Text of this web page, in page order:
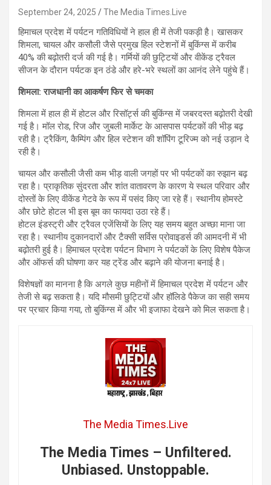
September 24, 2025 The Media Times.Live
हिमाचल प्रदेश में पर्यटन गतिविधियों ने हाल ही में तेजी पकड़ी है। खासकर
शिमला, चायल और कसौली जैसे प्रमुख हिल स्टेशनों में बुकिंग्स में करीब
40% की बढ़ोतरी दर्ज की गई है। गर्मियों की छुट्टियों और वीकेंड ट्रैवल
सीजन के दौरान पर्यटक इन ठंडे और हरे-भरे स्थलों का आनंद लेने पहुंचे हैं।
शिमला: राजधानी का आकर्षण फिर से चमका
शिमला में हाल ही में होटल और रिसॉर्ट्स की बुकिंग्स में जबरदस्त बढ़ोतरी देखी
गई है। मॉल रोड, रिज और जुबली मार्केट के आसपास पर्यटकों की भीड़ बढ़
रही है। ट्रैकिंग, कैम्पिंग और हिल स्टेशन की शॉपिंग टूरिज्म को नई उड़ान दे
रही है।
चायल और कसौली जैसी कम भीड़ वाली जगहों पर भी पर्यटकों का रुझान बढ़
रहा है। प्राकृतिक सुंदरता और शांत वातावरण के कारण ये स्थल परिवार और
दोस्तों के लिए वीकेंड गेटवे के रूप में पसंद किए जा रहे हैं। स्थानीय होमस्टे
और छोटे होटल भी इस बूम का फायदा उठा रहे हैं।
होटल इंडस्ट्री और ट्रैवल एजेंसियों के लिए यह समय बहुत अच्छा माना जा
रहा है। स्थानीय दुकानदारों और टैक्सी सर्विस प्रोवाइडर्स की आमदनी में भी
बढ़ोतरी हुई है। हिमाचल प्रदेश पर्यटन विभाग ने पर्यटकों के लिए विशेष पैकेज
और ऑफर्स की घोषणा कर यह ट्रेंड और बढ़ाने की योजना बनाई है।
विशेषज्ञों का मानना है कि अगले कुछ महीनों में हिमाचल प्रदेश में पर्यटन और
तेजी से बढ़ सकता है। यदि मौसमी छुट्टियों और हॉलिडे पैकेज का सही समय
पर प्रचार किया गया, तो बुकिंग्स में और भी इजाफा देखने को मिल सकता है।
The Media Times.Live
The Media Times – Unfiltered.
Unbiased. Unstoppable.